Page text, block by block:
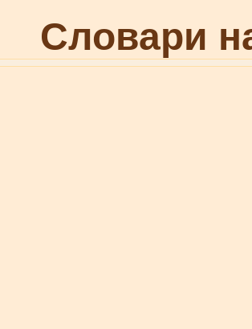
Словари